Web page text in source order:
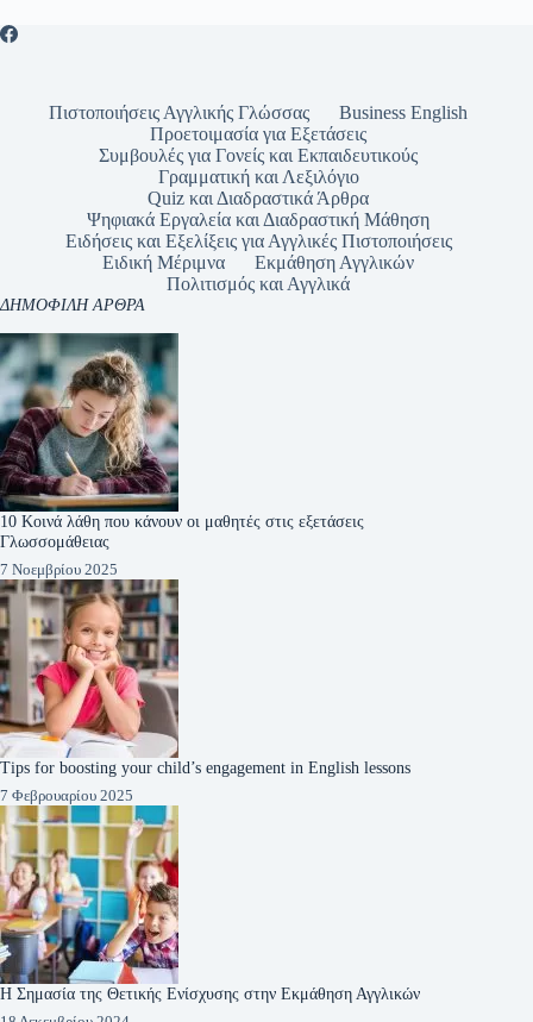
Πιστοποιήσεις Αγγλικής Γλώσσας
Business English
Προετοιμασία για Εξετάσεις
Συμβουλές για Γονείς και Εκπαιδευτικούς
Γραμματική και Λεξιλόγιο
Quiz και Διαδραστικά Άρθρα
Ψηφιακά Εργαλεία και Διαδραστική Μάθηση
Ειδήσεις και Εξελίξεις για Αγγλικές Πιστοποιήσεις
Ειδική Μέριμνα
Εκμάθηση Αγγλικών
Πολιτισμός και Αγγλικά
ΔΗΜΟΦΙΛΗ ΑΡΘΡΑ
10 Κοινά λάθη που κάνουν οι μαθητές στις εξετάσεις
Γλωσσομάθειας
7 Νοεμβρίου 2025
Tips for boosting your child’s engagement in English lessons
7 Φεβρουαρίου 2025
Η Σημασία της Θετικής Ενίσχυσης στην Εκμάθηση Αγγλικών